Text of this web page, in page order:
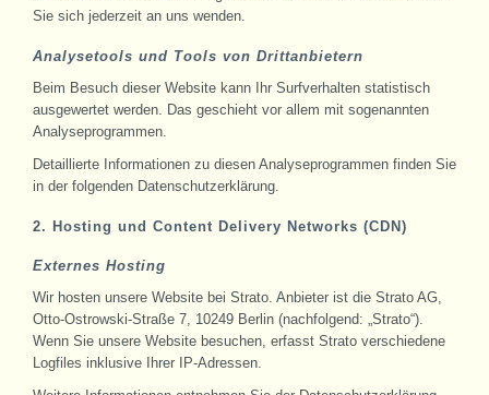
Sie sich jederzeit an uns wenden.
Analysetools und Tools von Drittanbietern
Beim Besuch dieser Website kann Ihr Surfverhalten statistisch
ausgewertet werden. Das geschieht vor allem mit sogenannten
Analyseprogrammen.
Detaillierte Informationen zu diesen Analyseprogrammen finden Sie
in der folgenden Datenschutzerklärung.
2. Hosting und Content Delivery Networks (CDN)
Externes Hosting
Wir hosten unsere Website bei Strato. Anbieter ist die Strato AG,
Otto-Ostrowski-Straße 7, 10249 Berlin (nachfolgend: „Strato“).
Wenn Sie unsere Website besuchen, erfasst Strato verschiedene
Logfiles inklusive Ihrer IP-Adressen.